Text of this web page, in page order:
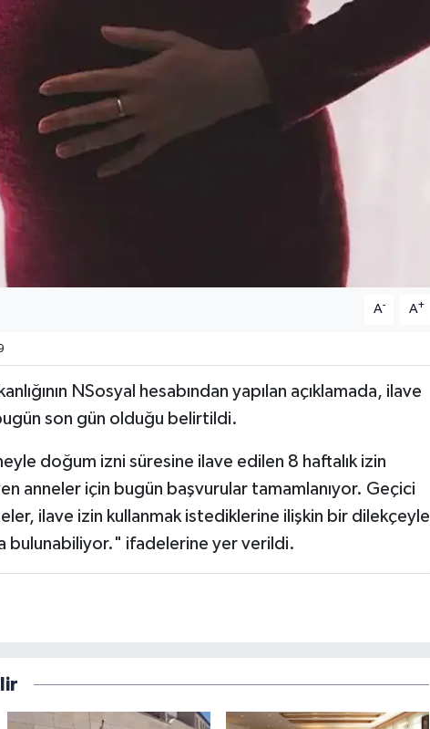
A- A+
NSosyal hesabından yapılan açıklamada, ilave
son gün olduğu belirtildi.
doğum izni süresine ilave edilen 8 haftalık izin
anneler için bugün başvurular tamamlanıyor. Geçici
ilave izin kullanmak istediklerine ilişkin bir dilekçeyle
bulunabiliyor." ifadelerine yer verildi.